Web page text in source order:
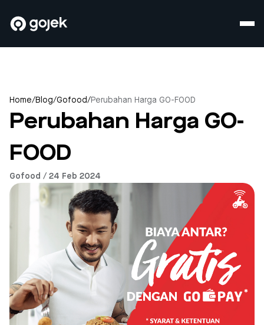
Home/Blog/Gofood/Perubahan Harga GO-FOOD
Perubahan Harga GO-
FOOD
Gofood / 24 Feb 2024